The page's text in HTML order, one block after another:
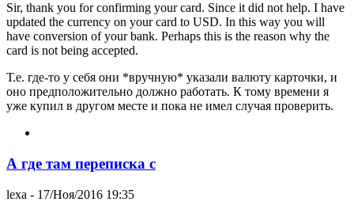
Sir, thank you for confirming your card. Since it did not help. I have
updated the currency on your card to USD. In this way you will
have conversion of your bank. Perhaps this is the reason why the
card is not being accepted.
Т.е. где-то у себя они *вручную* указали валюту карточки, и
оно предположительно должно работать. К тому времени я
уже купил в другом месте и пока не имел случая проверить.
А где там переписка с
lexa - 17/Ноя/2016 19:35